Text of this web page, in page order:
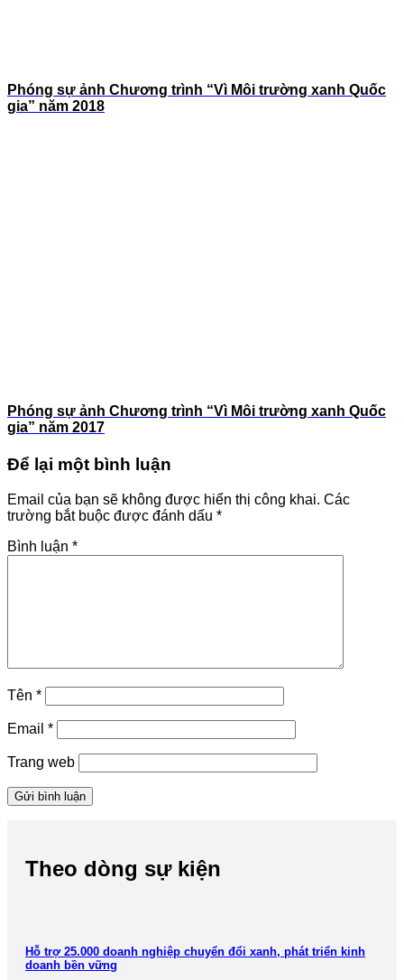
Phóng sự ảnh Chương trình “Vì Môi trường xanh Quốc
gia” năm 2018
Phóng sự ảnh Chương trình “Vì Môi trường xanh Quốc
gia” năm 2017
Để lại một bình luận
Email của bạn sẽ không được hiển thị công khai. Các
trường bắt buộc được đánh dấu *
Bình luận *
Tên *
Email *
Trang web
Theo dòng sự kiện
Hỗ trợ 25.000 doanh nghiệp chuyển đổi xanh, phát triển kinh
doanh bền vững